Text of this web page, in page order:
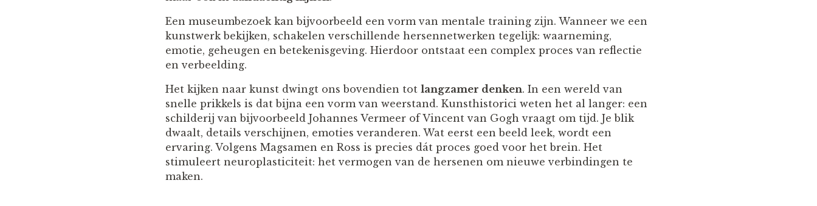
Een museumbezoek kan bijvoorbeeld een vorm van mentale training zijn. Wanneer we een
kunstwerk bekijken, schakelen verschillende hersennetwerken tegelijk: waarneming,
emotie, geheugen en betekenisgeving. Hierdoor ontstaat een complex proces van reflectie
en verbeelding.
Het kijken naar kunst dwingt ons bovendien tot langzamer denken. In een wereld van
snelle prikkels is dat bijna een vorm van weerstand. Kunsthistorici weten het al langer: een
schilderij van bijvoorbeeld Johannes Vermeer of Vincent van Gogh vraagt om tijd. Je blik
dwaalt, details verschijnen, emoties veranderen. Wat eerst een beeld leek, wordt een
ervaring. Volgens Magsamen en Ross is precies dát proces goed voor het brein. Het
stimuleert neuroplasticiteit: het vermogen van de hersenen om nieuwe verbindingen te
maken.